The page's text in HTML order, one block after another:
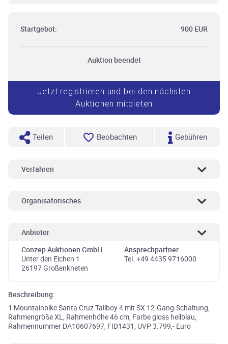
Startgebot: 900 EUR
Auktion beendet
Jetzt registrieren und bei den nächsten
Auktionen mitbieten
Teilen Beobachten Gebühren
Verfahren
Organisatorisches
Anbieter
Conzep Auktionen GmbH
Unter den Eichen 1
26197 Großenkneten
Ansprechpartner:
Tel. +49 4435 9716000
Beschreibung:
1 Mountainbike Santa Cruz Tallboy 4 mit SX 12-Gang-Schaltung,
Rahmengröße XL, Rahmenhöhe 46 cm, Farbe gloss hellblau,
Rahmennummer DA10607697, FID1431, UVP 3.799,- Euro